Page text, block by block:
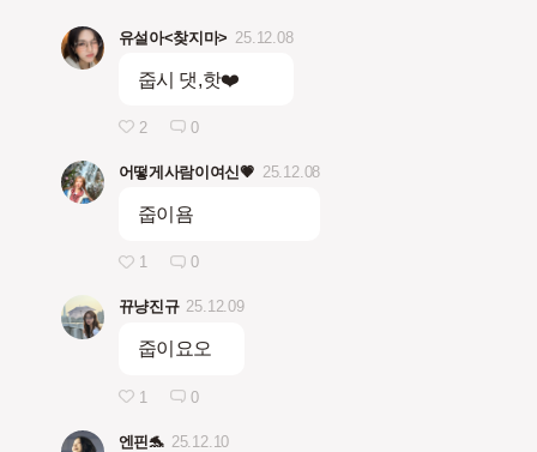
유설아<찾지마> 25.12.08
줍시 댓,핫❤️
2 0
어떻게사람이여신💗 25.12.08
줍이욤
1 0
뀨냥진규 25.12.09
줍이요오
1 0
엔핀🐬 25.12.10